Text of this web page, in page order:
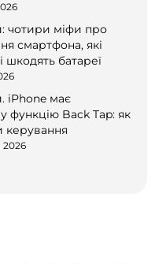
чотири міфи про
смартфона, які
шкодять батареї
iPhone має
функцію Back Tap: як
керування
2026